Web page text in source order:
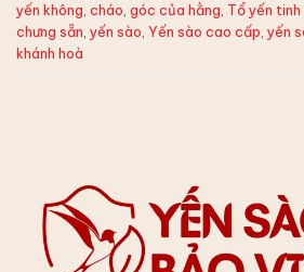
yến không, cháo, góc của hằng, Tổ yến
chưng sẵn, yến sào, Yến sào cao cấp, yến
khánh hoà